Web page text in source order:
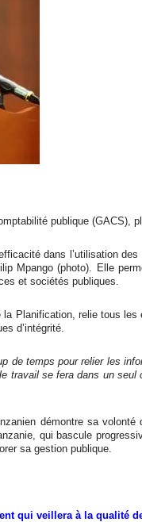
publique (GACS),
dans l’utilisation
Mpango (photo). Elle
et sociétés publiques.
Planification, relie tous
d’intégrité.
de temps pour relier les
travail se fera dans un seul
démontre sa
qui bascule
sa gestion publique.
qui veillera à la qualité